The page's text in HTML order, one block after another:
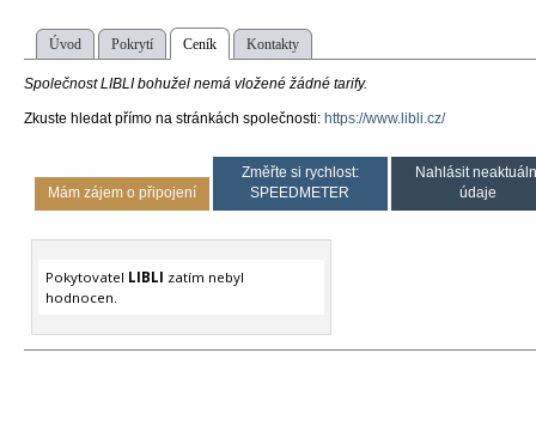
Úvod Pokrytí Ceník Kontakty
Společnost LIBLI bohužel nemá vložené žádné tarify.
Zkuste hledat přímo na stránkách společnosti: https://www.libli.cz/
Mám zájem o připojení
Změřte si rychlost:
SPEEDMETER
Nahlásit
údaje
Pokytovatel LIBLI zatím nebyl
hodnocen.